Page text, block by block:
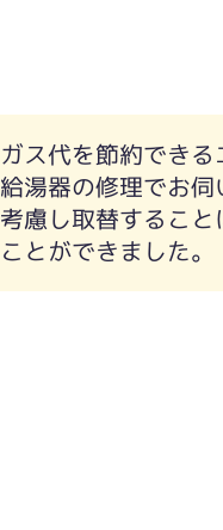
ガス代を節約できる
給湯器の修理でお
考慮し取替するこ
ことができました。